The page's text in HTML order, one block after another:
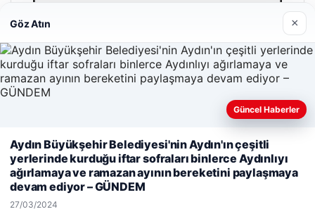
Hastaş Beton
26/05/2026
© 2026 Parapul – Güncel Ekonomi Haberleri
Web sitemizi nasıl kullandığınızı daha iyi anlayabilmek,
deneyiminizi kişiselleştirmek ve geliştirmek amacıyla çerezler
kullanıyoruz.Çerez Politikamız
Göz Atın ×
Güncel Haberler
Aydın Büyükşehir Belediyesi'nin Aydın'ın çeşitli
yerlerinde kurduğu iftar sofraları binlerce Aydınlıyı
ağırlamaya ve ramazan ayının bereketini paylaşmaya
devam ediyor – GÜNDEM
27/03/2024